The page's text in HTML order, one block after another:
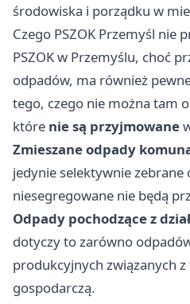
środowiska i porządku w
Czego PSZOK Przemyśl nie
PSZOK w Przemyślu, choć
odpadów, ma również
tego, czego nie można tam
które nie są przyjmowane
Zmieszane odpady
jedynie selektywnie
niesegregowane nie będą
Odpady pochodzące z
dotyczy to zarówno
produkcyjnych związanych
gospodarczą.